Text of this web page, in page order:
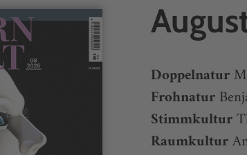
Doppelnatur
Frohnatur
Stimmkultur
Raumkultur